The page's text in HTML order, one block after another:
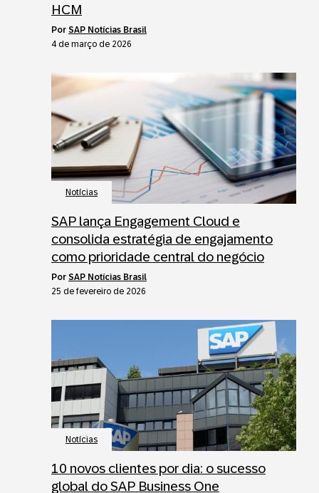
HCM
por SAP Notícias Brasil
4 de março de 2026
Notícias
SAP lança Engagement Cloud e
consolida estratégia de engajamento
como prioridade central do negócio
por SAP Notícias Brasil
25 de fevereiro de 2026
Notícias
10 novos clientes por dia: o sucesso
global do SAP Business One